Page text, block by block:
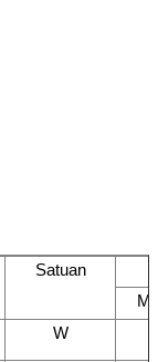
Satuan
W